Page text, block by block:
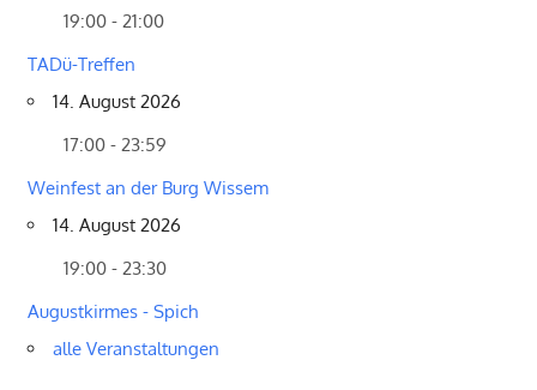
19:00 - 21:00
TADü-Treffen
14. August 2026
17:00 - 23:59
Weinfest an der Burg Wissem
14. August 2026
19:00 - 23:30
Augustkirmes - Spich
alle Veranstaltungen